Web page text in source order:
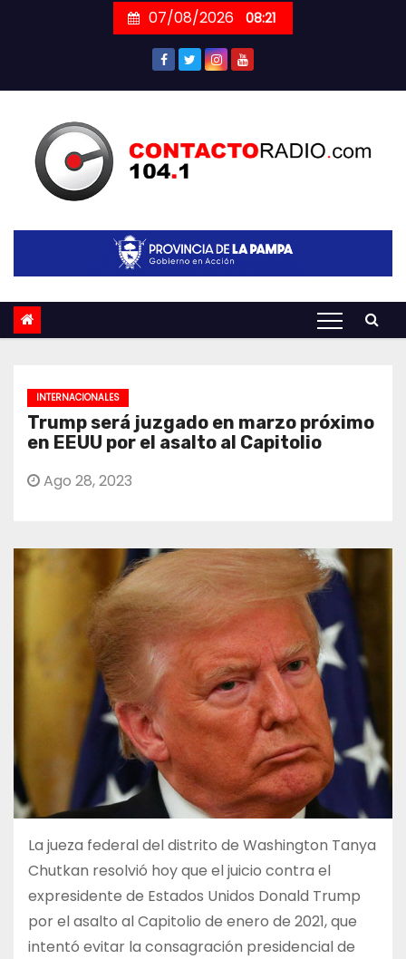
07/08/2026 08:21
INTERNACIONALES
Trump será juzgado en marzo próximo
en EEUU por el asalto al Capitolio
Ago 28, 2023
La jueza federal del distrito de Washington Tanya
Chutkan resolvió hoy que el juicio contra el
expresidente de Estados Unidos Donald Trump
por el asalto al Capitolio de enero de 2021, que
intentó evitar la consagración presidencial de